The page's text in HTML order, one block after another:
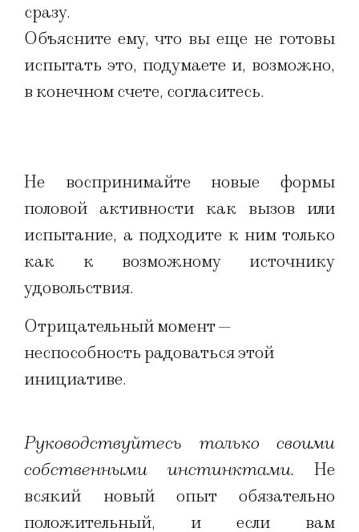
сразу.
Объясните ему, что вы еще не готовы
испытать это, подумаете и, возможно,
в конечном счете, согласитесь.
Не воспринимайте новые формы
половой активности как вызов или
испытание, а подходите к ним только
как к возможному источнику
удовольствия.
Отрицательный момент —
неспособность радоваться этой
инициативе.
Руководствуйтесь только своими
собственными инстинктами. Не
всякий новый опыт обязательно
положительный, и если вам